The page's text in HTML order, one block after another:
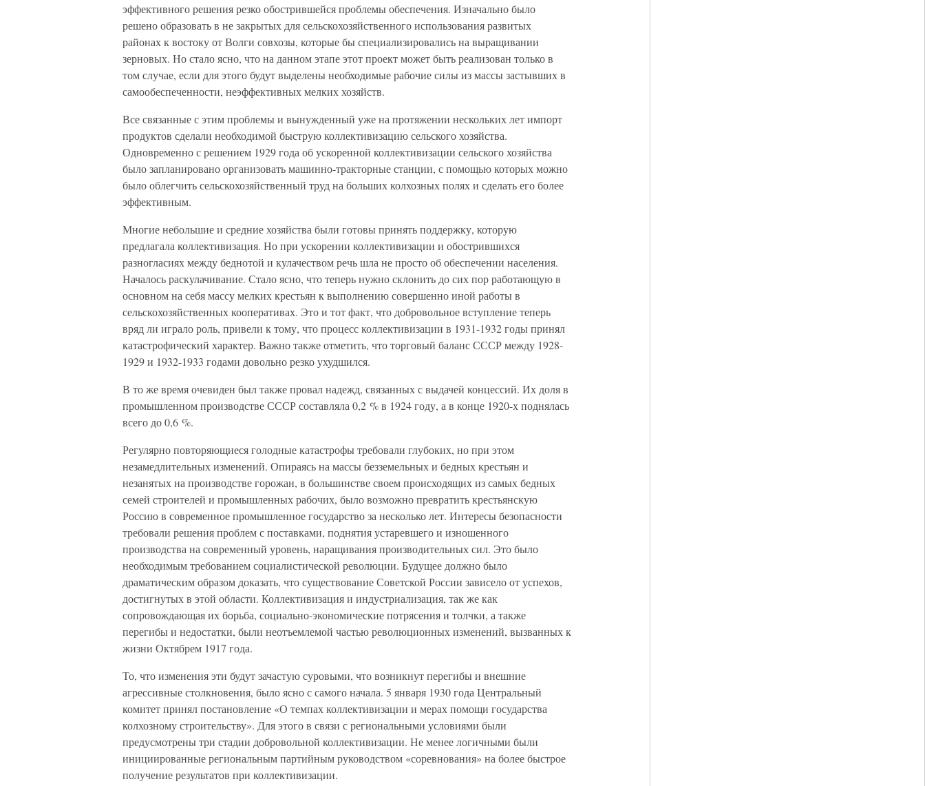
эффективного решения резко обострившейся проблемы обеспечения. Изначально было
решено образовать в не закрытых для сельскохозяйственного использования развитых
районах к востоку от Волги совхозы, которые бы специализировались на выращивании
зерновых. Но стало ясно, что на данном этапе этот проект может быть реализован только в
том случае, если для этого будут выделены необходимые рабочие силы из массы застывших в
самообеспеченности, неэффективных мелких хозяйств.
Все связанные с этим проблемы и вынужденный уже на протяжении нескольких лет импорт
продуктов сделали необходимой быструю коллективизацию сельского хозяйства.
Одновременно с решением 1929 года об ускоренной коллективизации сельского хозяйства
было запланировано организовать машинно-тракторные станции, с помощью которых можно
было облегчить сельскохозяйственный труд на больших колхозных полях и сделать его более
эффективным.
Многие небольшие и средние хозяйства были готовы принять поддержку, которую
предлагала коллективизация. Но при ускорении коллективизации и обострившихся
разногласиях между беднотой и кулачеством речь шла не просто об обеспечении населения.
Началось раскулачивание. Стало ясно, что теперь нужно склонить до сих пор работающую в
основном на себя массу мелких крестьян к выполнению совершенно иной работы в
сельскохозяйственных кооперативах. Это и тот факт, что добровольное вступление теперь
вряд ли играло роль, привели к тому, что процесс коллективизации в 1931-1932 годы принял
катастрофический характер. Важно также отметить, что торговый баланс СССР между 1928-
1929 и 1932-1933 годами довольно резко ухудшился.
В то же время очевиден был также провал надежд, связанных с выдачей концессий. Их доля в
промышленном производстве СССР составляла 0,2 % в 1924 году, а в конце 1920-х поднялась
всего до 0,6 %.
Регулярно повторяющиеся голодные катастрофы требовали глубоких, но при этом
незамедлительных изменений. Опираясь на массы безземельных и бедных крестьян и
незанятых на производстве горожан, в большинстве своем происходящих из самых бедных
семей строителей и промышленных рабочих, было возможно превратить крестьянскую
Россию в современное промышленное государство за несколько лет. Интересы безопасности
требовали решения проблем с поставками, поднятия устаревшего и изношенного
производства на современный уровень, наращивания производительных сил. Это было
необходимым требованием социалистической революции. Будущее должно было
драматическим образом доказать, что существование Советской России зависело от успехов,
достигнутых в этой области. Коллективизация и индустриализация, так же как
сопровождающая их борьба, социально-экономические потрясения и толчки, а также
перегибы и недостатки, были неотъемлемой частью революционных изменений, вызванных к
жизни Октябрем 1917 года.
То, что изменения эти будут зачастую суровыми, что возникнут перегибы и внешние
агрессивные столкновения, было ясно с самого начала. 5 января 1930 года Центральный
комитет принял постановление «О темпах коллективизации и мерах помощи государства
колхозному строительству». Для этого в связи с региональными условиями были
предусмотрены три стадии добровольной коллективизации. Не менее логичными были
инициированные региональным партийным руководством «соревнования» на более быстрое
получение результатов при коллективизации.